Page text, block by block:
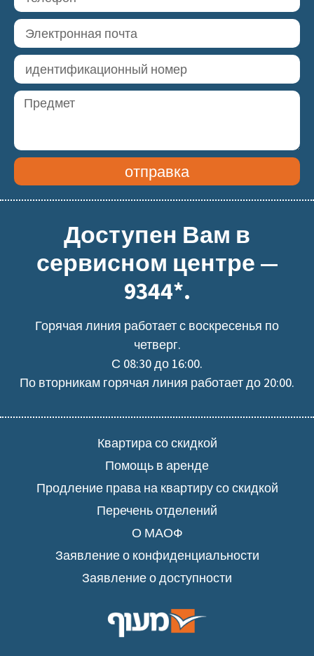
отправка
Доступен Вам в
сервисном центре —
9344*.
Горячая линия работает с воскресенья по
четверг.
С 08:30 до 16:00.
По вторникам горячая линия работает до 20:00.
Квартира со скидкой
Помощь в аренде
Продление права на квартиру со скидкой
Перечень отделений
О МАОФ
Заявление о конфиденциальности
Заявление о доступности